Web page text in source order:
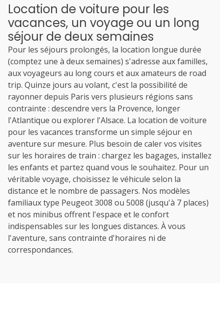
Location de voiture pour les
vacances, un voyage ou un long
séjour de deux semaines
Pour les séjours prolongés, la location longue durée
(comptez une à deux semaines) s'adresse aux familles,
aux voyageurs au long cours et aux amateurs de road
trip. Quinze jours au volant, c'est la possibilité de
rayonner depuis Paris vers plusieurs régions sans
contrainte : descendre vers la Provence, longer
l'Atlantique ou explorer l'Alsace. La location de voiture
pour les vacances transforme un simple séjour en
aventure sur mesure. Plus besoin de caler vos visites
sur les horaires de train : chargez les bagages, installez
les enfants et partez quand vous le souhaitez. Pour un
véritable voyage, choisissez le véhicule selon la
distance et le nombre de passagers. Nos modèles
familiaux type Peugeot 3008 ou 5008 (jusqu'à 7 places)
et nos minibus offrent l'espace et le confort
indispensables sur les longues distances. À vous
l'aventure, sans contrainte d'horaires ni de
correspondances.